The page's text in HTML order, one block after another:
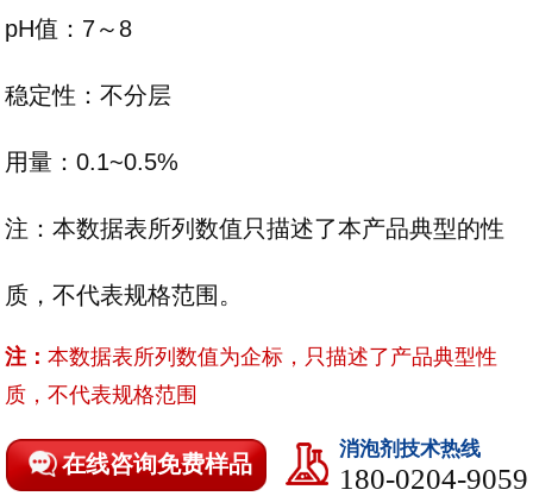
pH值：7～8
稳定性：不分层
用量：0.1~0.5%
注：本数据表所列数值只描述了本产品典型的性
质，不代表规格范围。
注：本数据表所列数值为企标，只描述了产品典型性
质，不代表规格范围
在线咨询免费样品
消泡剂技术热线
180-0204-9059